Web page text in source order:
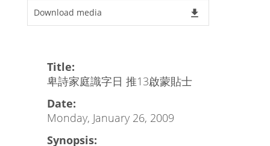
Download media file_download
Title:
卑詩家庭識字日 推13啟蒙貼士
Date:
Monday, January 26, 2009
Synopsis: